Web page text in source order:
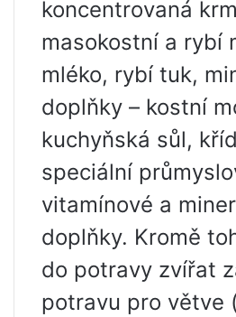
koncentrovaná
masokostní a rybí
mléko, rybí tuk,
doplňky – kostní
kuchyňská sůl,
speciální
vitamínové a
doplňky. Kromě
do potravy zvířat
potravu pro větve